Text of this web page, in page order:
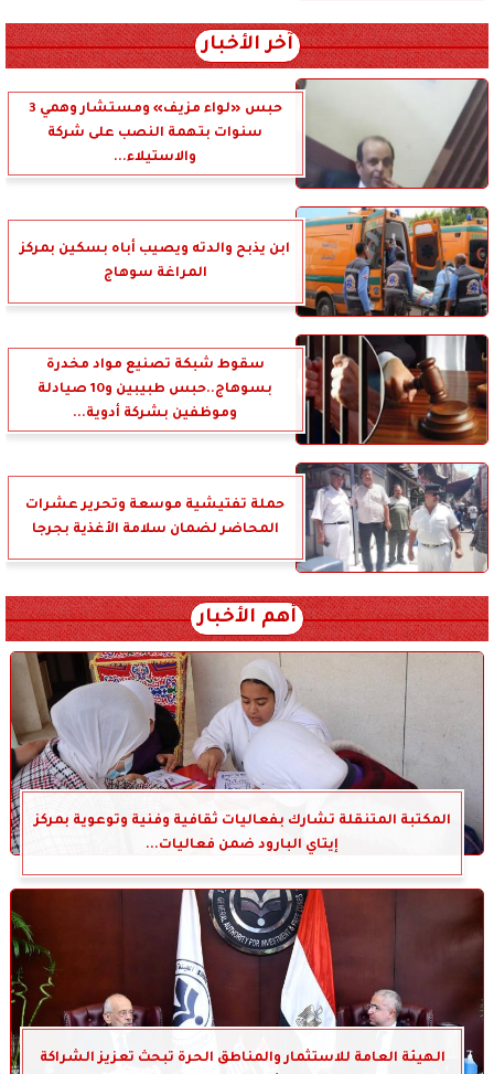
آخر الأخبار
حبس «لواء مزيف» ومستشار وهمي 3
سنوات بتهمة النصب على شركة
والاستيلاء...
ابن يذبح والدته ويصيب أباه بسكين بمركز
المراغة سوهاج
سقوط شبكة تصنيع مواد مخدرة
بسوهاج..حبس طبيبين و10 صيادلة
وموظفين بشركة أدوية...
حملة تفتيشية موسعة وتحرير عشرات
المحاضر لضمان سلامة الأغذية بجرجا
أهم الأخبار
المكتبة المتنقلة تشارك بفعاليات ثقافية وفنية وتوعوية بمركز
إيتاي البارود ضمن فعاليات...
الهيئة العامة للاستثمار والمناطق الحرة تبحث تعزيز الشراكة